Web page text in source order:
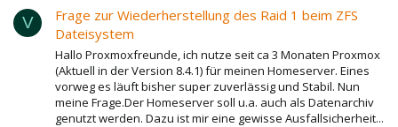
V
Frage zur Wiederherstellung des Raid 1 beim ZFS
Dateisystem
Hallo Proxmoxfreunde, ich nutze seit ca 3 Monaten Proxmox
(Aktuell in der Version 8.4.1) für meinen Homeserver. Eines
vorweg es läuft bisher super zuverlässig und Stabil. Nun
meine Frage.Der Homeserver soll u.a. auch als Datenarchiv
genutzt werden. Dazu ist mir eine gewisse Ausfallsicherheit...